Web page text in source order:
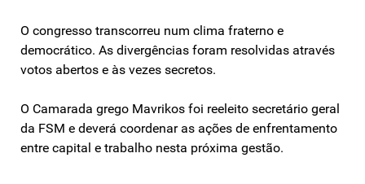
O congresso transcorreu num clima fraterno e
democrático. As divergências foram resolvidas através
votos abertos e às vezes secretos.
O Camarada grego Mavrikos foi reeleito secretário geral
da FSM e deverá coordenar as ações de enfrentamento
entre capital e trabalho nesta próxima gestão.